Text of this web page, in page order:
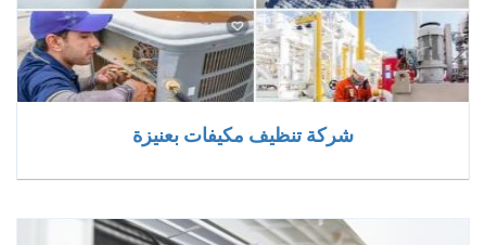
شركة تنظيف مكيفات بعنيزة